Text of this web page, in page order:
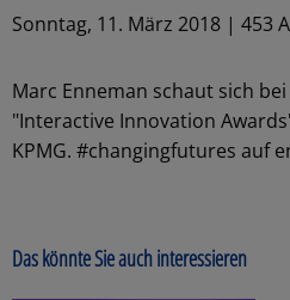
Sonntag, 11. März 2018 | 453
Marc Enneman schaut sich
"Interactive Innovation
KPMG. #changingfutures auf
Das könnte Sie auch interessieren